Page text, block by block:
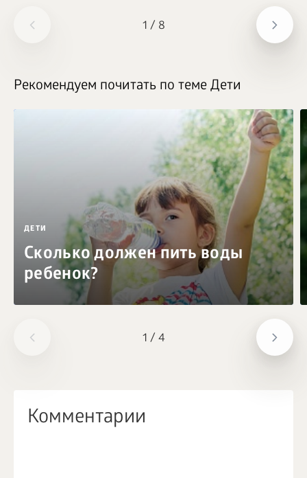
1 / 8
1 / 4
Рекомендуем почитать по теме Дети
ДЕТИ
Сколько должен пить воды
ребенок?
Комментарии